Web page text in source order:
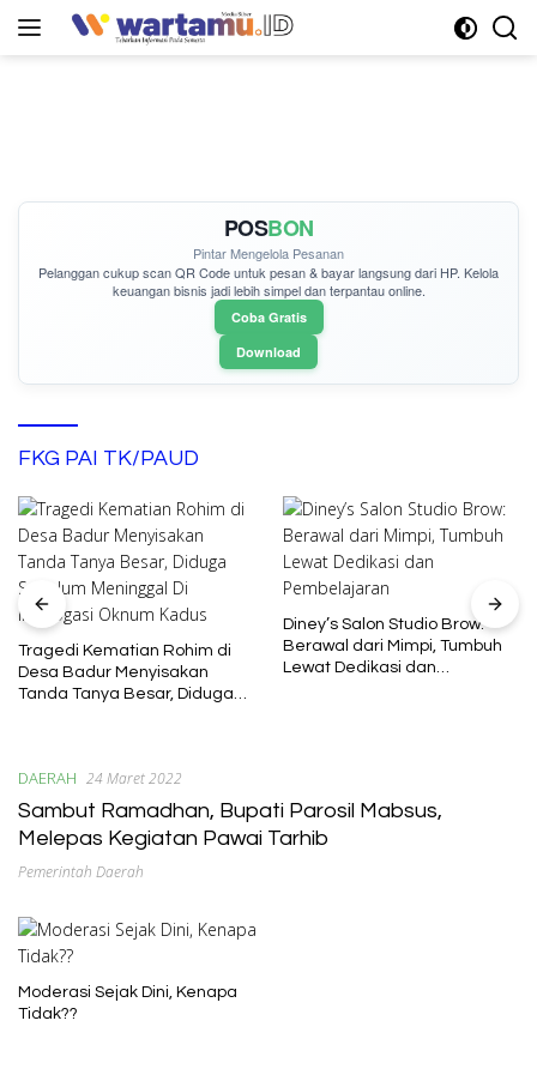
POSBON
Pintar Mengelola Pesanan
Pelanggan cukupscan QR Codeuntuk pesan & bayar langsung dari HP. Kelola
keuangan bisnis jadi lebih simpel dan terpantau online.
Coba Gratis
Download
FKG PAI TK/PAUD
Tragedi Kematian Rohim di
Desa Badur Menyisakan
Tanda Tanya Besar, Diduga
Diney’s Salon Studio Brow:
Berawal dari Mimpi, Tumbuh
Lewat Dedikasi dan
DAERAH 24 Maret 2022
Sambut Ramadhan, Bupati Parosil Mabsus,
Melepas Kegiatan Pawai Tarhib
Pemerintah Daerah
Moderasi Sejak Dini, Kenapa
Tidak??